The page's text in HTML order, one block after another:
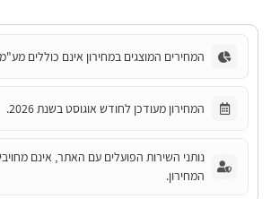
המחירים המוצגים במחירון אינם כוללים
המחירון מעודכן לחודש אוגוסט בשנת 2026.
נותני השירות הפועלים עם האתר, אינם
המחירון.